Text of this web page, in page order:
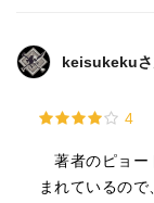
keisukeku
4
著者のピョー
まれているの